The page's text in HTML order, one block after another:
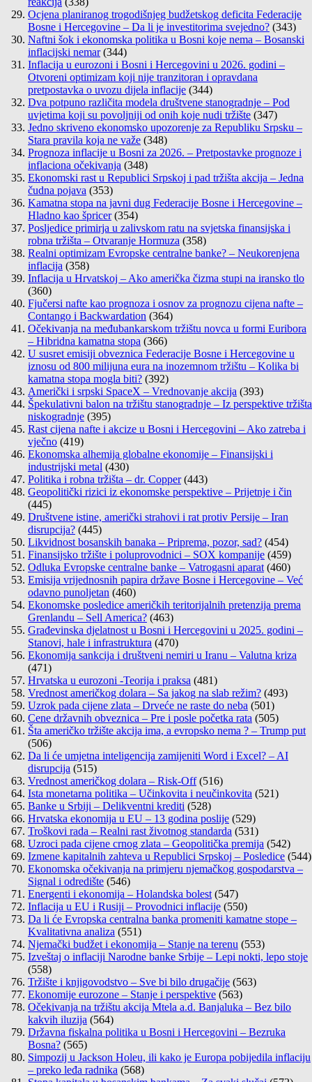
Ocjena planiranog trogodišnjeg budžetskog deficita Federacije
Bosne i Hercegovine – Da li je investitorima svejedno? (343)
Naftni šok i ekonomska politika u Bosni koje nema – Bosanski
inflacijski nemar (344)
Inflacija u eurozoni i Bosni i Hercegovini u 2026. godini –
Otvoreni optimizam koji nije tranzitoran i opravdana
pretpostavka o uvozu dijela inflacije (344)
Dva potpuno različita modela društvene stanogradnje – Pod
uvjetima koji su povoljniji od onih koje nudi tržište (347)
Jedno skriveno ekonomsko upozorenje za Republiku Srpsku –
Stara pravila koja ne važe (348)
Prognoza inflacije u Bosni za 2026. – Pretpostavke prognoze i
inflaciona očekivanja (348)
Ekonomski rast u Republici Srpskoj i pad tržišta akcija – Jedna
čudna pojava (353)
Kamatna stopa na javni dug Federacije Bosne i Hercegovine –
Hladno kao špricer (354)
Posljedice primirja u zalivskom ratu na svjetska finansijska i
robna tržišta – Otvaranje Hormuza (358)
Realni optimizam Evropske centralne banke? – Neukorenjena
inflacija (358)
Inflacija u Hrvatskoj – Ako američka čizma stupi na iransko tlo
(360)
Fjučersi nafte kao prognoza i osnov za prognozu cijena nafte –
Contango i Backwardation (364)
Očekivanja na međubankarskom tržištu novca u formi Euribora
– Hibridna kamatna stopa (366)
U susret emisiji obveznica Federacije Bosne i Hercegovine u
iznosu od 800 milijuna eura na inozemnom tržištu – Kolika bi
kamatna stopa mogla biti? (392)
Američki i srpski SpaceX – Vrednovanje akcija (393)
Špekulativni balon na tržištu stanogradnje – Iz perspektive tržišta
niskogradnje (395)
Rast cijena nafte i akcize u Bosni i Hercegovini – Ako zatreba i
vječno (419)
Ekonomska alhemija globalne ekonomije – Finansijski i
industrijski metal (430)
Politika i robna tržišta – dr. Copper (443)
Geopolitički rizici iz ekonomske perspektive – Prijetnje i čin
(445)
Društvene istine, američki strahovi i rat protiv Persije – Iran
disrupcija? (445)
Likvidnost bosanskih banaka – Priprema, pozor, sad? (454)
Finansijsko tržište i poluprovodnici – SOX kompanije (459)
Odluka Evropske centralne banke – Vatrogasni aparat (460)
Emisija vrijednosnih papira države Bosne i Hercegovine – Već
odavno punoljetan (460)
Ekonomske posledice američkih teritorijalnih pretenzija prema
Grenlandu – Sell America? (463)
Građevinska djelatnost u Bosni i Hercegovini u 2025. godini –
Stanovi, hale i infrastruktura (470)
Ekonomija sankcija i društveni nemiri u Iranu – Valutna kriza
(471)
Hrvatska u eurozoni -Teorija i praksa (481)
Vrednost američkog dolara – Sa jakog na slab režim? (493)
Uzrok pada cijene zlata – Drveće ne raste do neba (501)
Cene državnih obveznica – Pre i posle početka rata (505)
Šta američko tržište akcija ima, a evropsko nema ? – Trump put
(506)
Da li će umjetna inteligencija zamijeniti Word i Excel? – AI
disrupcija (515)
Vrednost američkog dolara – Risk-Off (516)
Ista monetarna politika – Učinkovita i neučinkovita (521)
Banke u Srbiji – Delikventni krediti (528)
Hrvatska ekonomija u EU – 13 godina poslije (529)
Troškovi rada – Realni rast životnog standarda (531)
Uzroci pada cijene crnog zlata – Geopolitička premija (542)
Izmene kapitalnih zahteva u Republici Srpskoj – Posledice (544)
Ekonomska očekivanja na primjeru njemačkog gospodarstva –
Signal i odredište (546)
Energenti i ekonomija – Holandska bolest (547)
Inflacija u EU i Rusiji – Provodnici inflacije (550)
Da li će Evropska centralna banka promeniti kamatne stope –
Kvalitativna analiza (551)
Njemački budžet i ekonomija – Stanje na terenu (553)
Izveštaj o inflaciji Narodne banke Srbije – Lepi nokti, lepo stoje
(558)
Tržište i knjigovodstvo – Sve bi bilo drugačije (563)
Ekonomije eurozone – Stanje i perspektive (563)
Očekivanja na tržištu akcija Mtela a.d. Banjaluka – Bez bilo
kakvih iluzija (564)
Državna fiskalna politika u Bosni i Hercegovini – Bezruka
Bosna? (565)
Simpozij u Jackson Holeu, ili kako je Europa pobijedila inflaciju
– preko leđa radnika (568)